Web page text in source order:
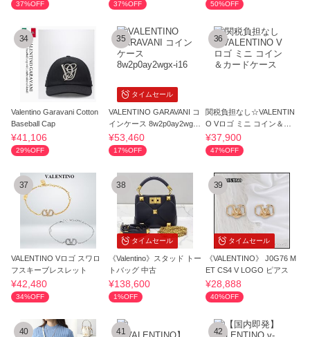
37%OFF 37%OFF 50%OFF
34
Valentino Garavani Cotton
Baseball Cap
¥41,106
29%OFF
タイムセール
35
VALENTINO GARAVANI コ
インケース 8w2p0ay2wgx-i
16
¥53,460
17%OFF
36
関税負担なし☆VALENTIN
O Vロゴ ミニ コイン＆カ
ードケース
¥37,900
47%OFF
37
VALENTINO Vロゴ スワロ
フスキーブレスレット
¥42,480
34%OFF
タイムセール
38
《Valentino》スタッド トー
トバッグ 中古
¥138,600
1%OFF
タイムセール
39
《VALENTINO》 J0G76 M
ET CS4 V LOGO ピアス
¥28,888
40%OFF
40 41 42